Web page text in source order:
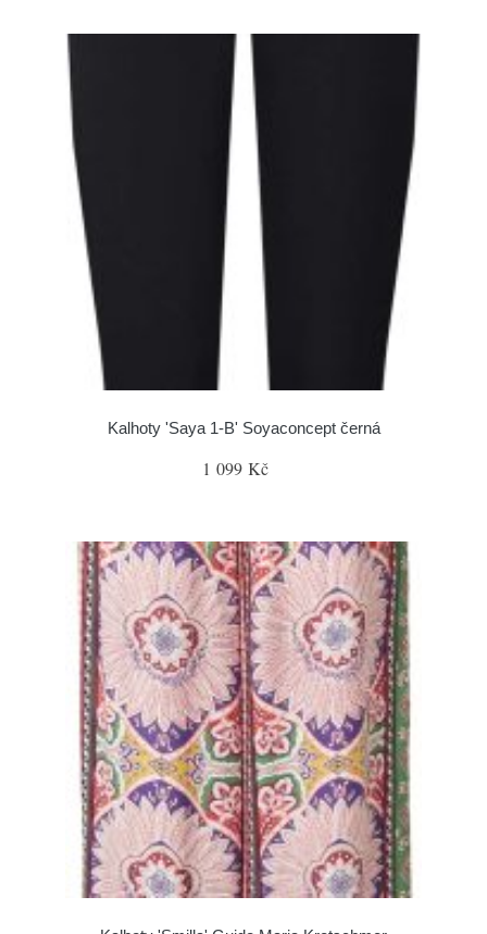
Kalhoty 'Saya 1-B' Soyaconcept černá
1 099 Kč